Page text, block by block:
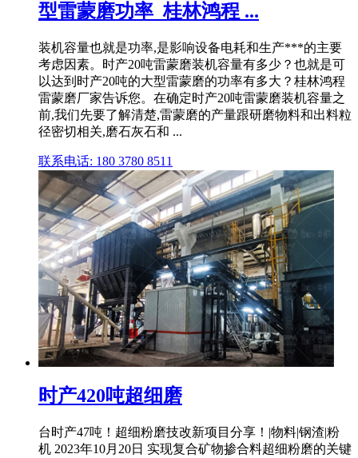
型雷蒙磨功率_桂林鸿程 ...
装机容量也就是功率,是影响设备电耗和生产***的主要
考虑因素。时产20吨雷蒙磨装机容量有多少？也就是可
以达到时产20吨的大型雷蒙磨的功率有多大？桂林鸿程
雷蒙磨厂家告诉您。在确定时产20吨雷蒙磨装机容量之
前,我们先要了解清楚,雷蒙磨的产量跟研磨物料和出料粒
径密切相关,磨石灰石和 ...
联系电话: 180 3780 8511
时产420吨超细磨
台时产47吨！超细粉磨技改新项目分享！|物料|钢渣|粉
机 2023年10月20日 实现复合矿物掺合料超细粉磨的关键